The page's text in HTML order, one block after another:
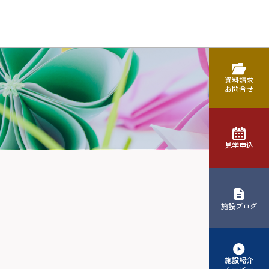
資料請求
お問合せ
見学申込
施設ブログ
施設紹介